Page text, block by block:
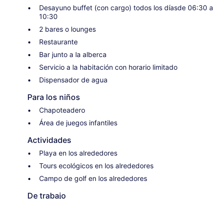
Desayuno buffet (con cargo) todos los díasde 06:30 a
10:30
2 bares o lounges
Restaurante
Bar junto a la alberca
Servicio a la habitación con horario limitado
Dispensador de agua
Para los niños
Chapoteadero
Área de juegos infantiles
Actividades
Playa en los alrededores
Tours ecológicos en los alrededores
Campo de golf en los alrededores
De trabajo